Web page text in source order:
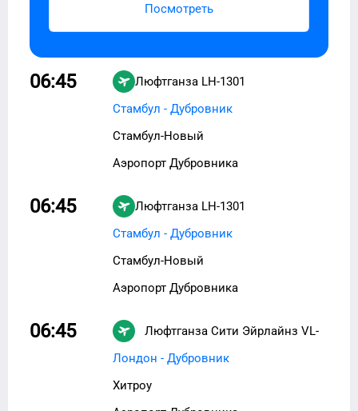
Посмотреть
06:45 Люфтганза LH-1301
Стамбул - Дубровник
Стамбул-Новый
Аэропорт Дубровника
06:45 Люфтганза LH-1301
Стамбул - Дубровник
Стамбул-Новый
Аэропорт Дубровника
06:45 Люфтганза Сити Эйрлайнз VL-
4231
Лондон - Дубровник
Хитроу